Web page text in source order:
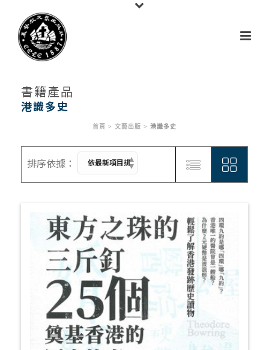
書籍產品
首頁 > 文藝出版 > 港識多史
港識多史